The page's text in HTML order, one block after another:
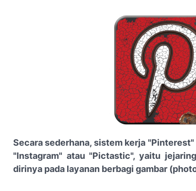
Secara sederhana, sistem kerja
"Instagram" atau "Pictastic", yaitu
dirinya pada layanan berbagi gambar (